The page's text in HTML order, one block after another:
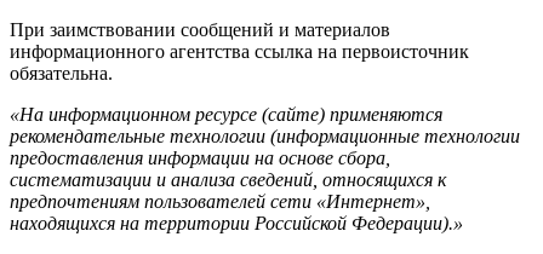
При заимствовании сообщений и материалов
информационного агентства ссылка на первоисточник
обязательна.
«На информационном ресурсе (сайте) применяются
рекомендательные технологии (информационные технологии
предоставления информации на основе сбора,
систематизации и анализа сведений, относящихся к
предпочтениям пользователей сети «Интернет»,
находящихся на территории Российской Федерации).»